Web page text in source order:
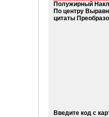
Полужирный
По центру
цитаты
Введите код с